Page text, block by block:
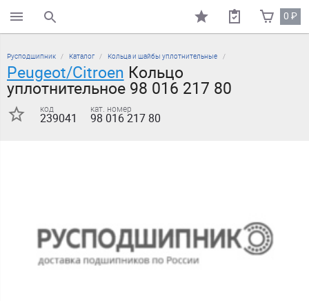
поиск по каталогу 0₽
Русподшипник Каталог Кольца и шайбы уплотнительные
Peugeot/Citroen Кольцо
уплотнительное 98 016 217 80
код
239041
кат. номер
98 016 217 80